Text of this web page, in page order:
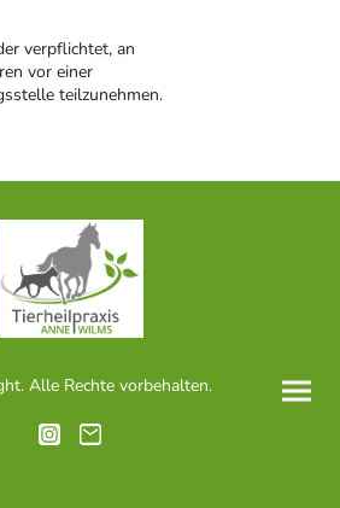
verpflichtet, an
vor einer
teilzunehmen.
Alle Rechte vorbehalten.